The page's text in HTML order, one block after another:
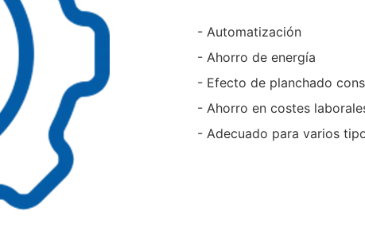
- Automatización
- Ahorro de energía
- Efecto de planchado
- Ahorro en costes
- Adecuado para varios